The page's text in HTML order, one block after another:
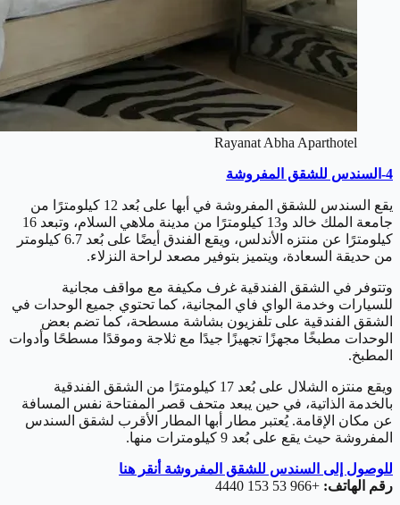
Rayanat Abha Aparthotel
4-السندس للشقق المفروشة
يقع السندس للشقق المفروشة في أبها على بُعد 12 كيلومترًا من
جامعة الملك خالد و13 كيلومترًا من مدينة ملاهي السلام، وتبعد 16
كيلومترًا عن منتزه الأندلس، ويقع الفندق أيضًا على بُعد 6.7 كيلومتر
من حديقة السعادة، ويتميز بتوفير مصعد لراحة النزلاء.
وتتوفر في الشقق الفندقية غرف مكيفة مع مواقف مجانية
للسيارات وخدمة الواي فاي المجانية، كما تحتوي جميع الوحدات في
الشقق الفندقية على تلفزيون بشاشة مسطحة، كما تضم بعض
الوحدات مطبخًا مجهزًا تجهيزًا جيدًا مع ثلاجة وموقدًا مسطحًا وأدوات
المطبخ.
ويقع منتزه الشلال على بُعد 17 كيلومترًا من الشقق الفندقية
بالخدمة الذاتية، في حين يبعد متحف قصر المفتاحة نفس المسافة
عن مكان الإقامة. يُعتبر مطار أبها المطار الأقرب لشقق السندس
المفروشة حيث يقع على بُعد 9 كيلومترات منها.
للوصول إلى السندس للشقق المفروشة أنقر هنا
رقم الهاتف: +966 53 153 4440